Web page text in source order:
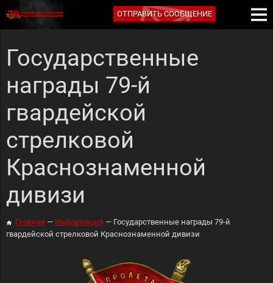
ОТПРАВИТЬ СООБЩЕНИЕ
Государственные
награды 79-й
гвардейской
стрелковой
Краснознаменной
дивизи
Главная Информация
Государственные награды 79-й
гвардейской стрелковой Краснознаменной дивизи